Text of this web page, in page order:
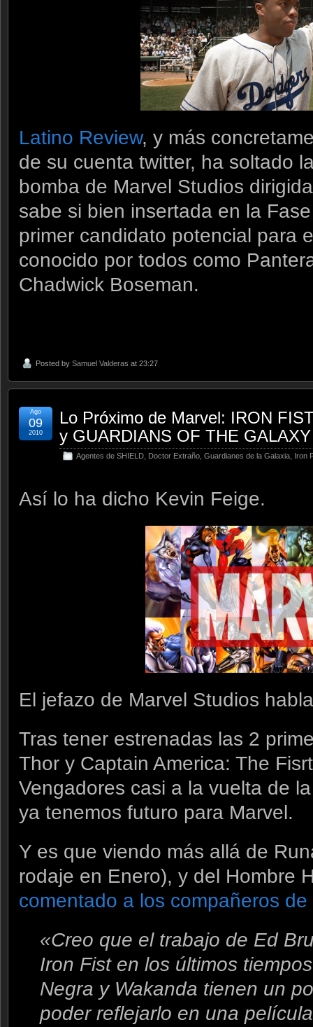
Latino Review, y más
de su cuenta twitter, ha soltado
bomba de Marvel Studios
sabe si bien insertada en la
primer candidato potencial para
conocido por todos como
Chadwick Boseman.
Posted by Samuel Valderas at 23:27
Lo Próximo de Marvel: IRON
y GUARDIANS OF THE GALAXY
Agentes de SHIELD Doctor Extraño Guardianes de la Galaxia Iron
Ago
09
2010
Así lo ha dicho Kevin Feige.
El jefazo de Marvel Studios
Tras tener estrenadas las 2
Thor y Captain America: The
Vengadores casi a la vuelta de
ya tenemos futuro para Marvel.
Y es que viendo más allá de
rodaje en Enero), y del Hombre
comentado a los compañeros de
«Creo que el trabajo de Ed
Iron Fist en los últimos
Negra y Wakanda tienen un
poder reflejarlo en una